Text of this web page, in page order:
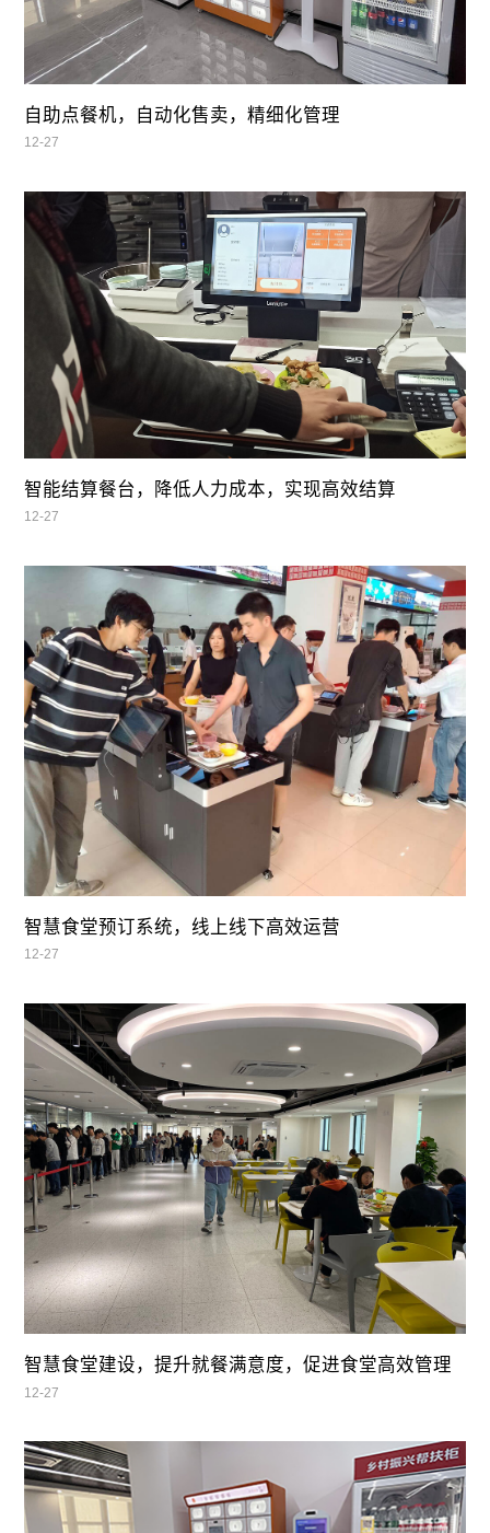
自助点餐机，自动化售卖，精细化管理
12-27
智能结算餐台，降低人力成本，实现高效结算
12-27
智慧食堂预订系统，线上线下高效运营
12-27
智慧食堂建设，提升就餐满意度，促进食堂高效管理
12-27